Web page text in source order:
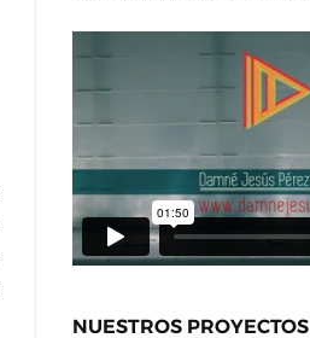
NUESTROS PROYECTOS